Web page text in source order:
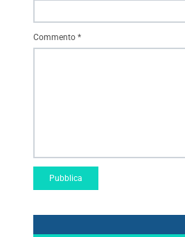
Commento *